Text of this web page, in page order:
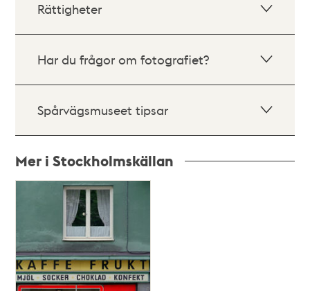
Rättigheter
Har du frågor om fotografiet?
Spårvägsmuseet tipsar
Mer i Stockholmskällan
Relaterade
teman